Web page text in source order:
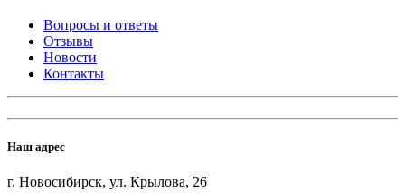
Вопросы и ответы
Отзывы
Новости
Контакты
Наш адрес
г. Новосибирск, ул. Крылова, 26